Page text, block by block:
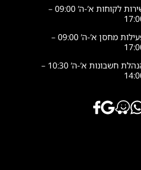
שירות לקוחות א’-ה’ 09:00 –
פעילות מחסן א’-ה’ 09:00 –
הנהלת חשבונות א’-ה’ 10:30 –